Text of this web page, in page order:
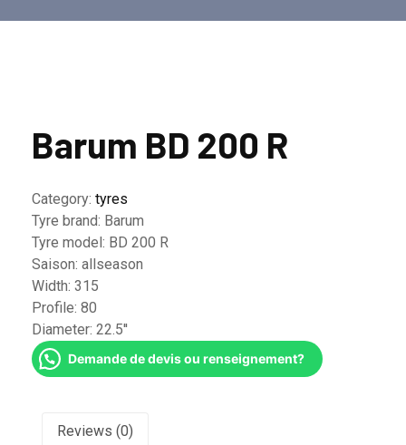
Barum BD 200 R
Category: tyres
Tyre brand: Barum
Tyre model: BD 200 R
Saison: allseason
Width: 315
Profile: 80
Diameter: 22.5''
Demande de devis ou renseignement?
Reviews (0)